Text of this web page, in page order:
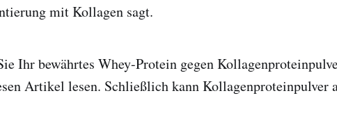
mit Kollagen sagt.
Ihr bewährtes Whey-Protein gegen
Artikel lesen. Schließlich kann Kollagenproteinpulver